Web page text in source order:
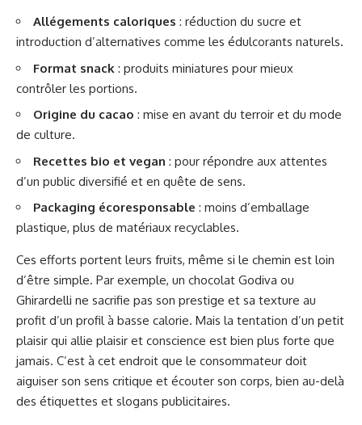
Allégements caloriques : réduction du sucre et
introduction d’alternatives comme les édulcorants naturels.
Format snack : produits miniatures pour mieux
contrôler les portions.
Origine du cacao : mise en avant du terroir et du mode
de culture.
Recettes bio et vegan : pour répondre aux attentes
d’un public diversifié et en quête de sens.
Packaging écoresponsable : moins d’emballage
plastique, plus de matériaux recyclables.
Ces efforts portent leurs fruits, même si le chemin est loin
d’être simple. Par exemple, un chocolat Godiva ou
Ghirardelli ne sacrifie pas son prestige et sa texture au
profit d’un profil à basse calorie. Mais la tentation d’un petit
plaisir qui allie plaisir et conscience est bien plus forte que
jamais. C’est à cet endroit que le consommateur doit
aiguiser son sens critique et écouter son corps, bien au-delà
des étiquettes et slogans publicitaires.